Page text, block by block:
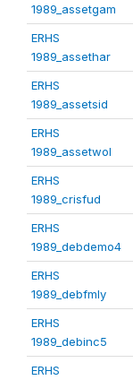
1989_assetgam
ERHS
1989_assethar
ERHS
1989_assetsid
ERHS
1989_assetwol
ERHS
1989_crisfud
ERHS
1989_debdemo4
ERHS
1989_debfmly
ERHS
1989_debinc5
ERHS